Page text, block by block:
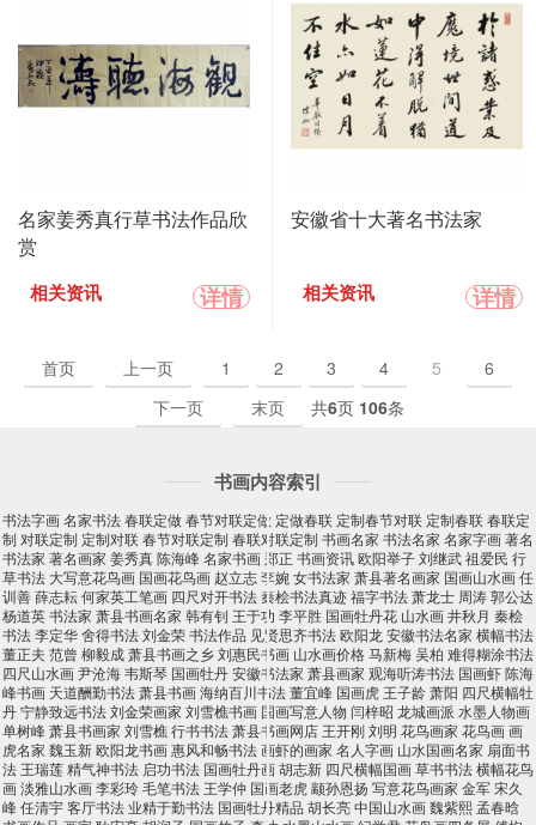
名家姜秀真行草书法作品欣
赏
相关资讯 详情
安徽省十大著名书法家
相关资讯 详情
首页 上一页 1 2 3 4 5
6
下一页
末页 共6页 106条
书画内容索引
书法字画名家书法春联定做春节对联定做 定做春联 定制春节对联 定制春联春联定
制 对联定制 定制对联春节对联定制 春联对联定制 书画名家 书法名家 名家字画著名
书法家 著名画家 姜秀真陈海峰名家书画郑正 书画资讯欧阳举子刘继武祖爱民 行
草书法 大写意花鸟画 国画花鸟画 赵立志李婉 女书法家 萧县著名画家 国画山水画任
训善薛志耘何家英工笔画 四尺对开书法秦桧书法真迹福字书法萧龙士 周涛郭公达
杨道英书法家 萧县书画名家 韩有钊 王于功 李平胜 国画牡丹花 山水画井秋月 秦桧
书法李定华舍得书法刘金荣书法作品 见贤思齐书法欧阳龙安徽书法名家 横幅书法
董正夫 范曾 柳毅成萧县书画之乡刘惠民书画 山水画价格马新梅吴柏 难得糊涂书法
四尺山水画尹沧海韦斯琴 国画牡丹安徽书法家 萧县画家 观海听涛书法 国画虾陈海
峰书画 天道酬勤书法萧县书画海纳百川书法董宜峰 国画虎 王子龄萧阳 四尺横幅牡
丹宁静致远书法刘金荣画家 刘雪樵书画 国画写意人物 闫梓昭 龙城画派 水墨人物画
单树峰萧县书画家 刘雪樵行书书法萧县书画网店 王开刚刘明 花鸟画家 花鸟画画
虎名家 魏玉新欧阳龙书画惠风和畅书法画虾的画家 名人字画 山水国画名家 扇面书
法 王瑞莲精气神书法 启功书法 国画牡丹画胡志新 四尺横幅国画草书书法横幅花鸟
画淡雅山水画李彩玲毛笔书法 王学仲 国画老虎颛孙恩扬 写意花鸟画家 金军宋久
峰任清宇客厅书法业精于勤书法 国画牡丹精品 胡长亮中国山水画魏紫熙孟春晗